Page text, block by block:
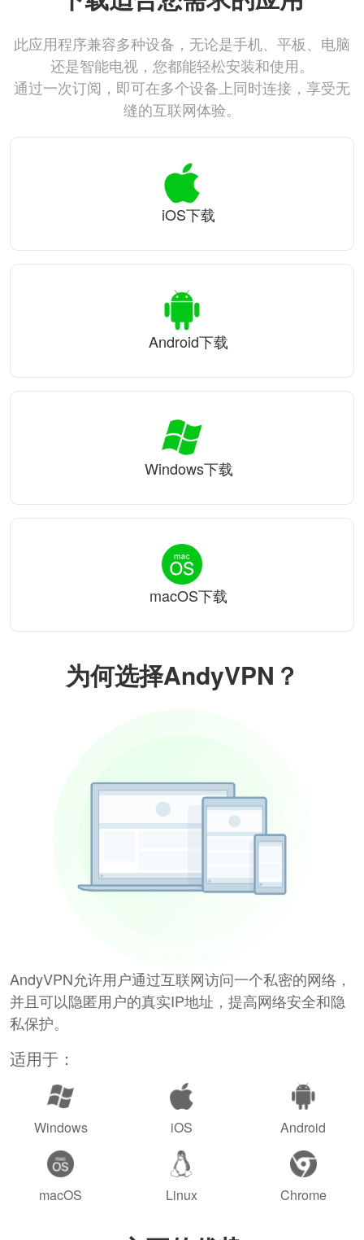
为何选择AndyVPN？
AndyVPN允许用户通过互联网访问一个私密的网络，
并且可以隐匿用户的真实IP地址，提高网络安全和隐
私保护。
适用于：
Windows iOS Android
macOS Linux Chrome
此应用程序兼容多种设备，无论是手机、平板、电脑
还是智能电视，您都能轻松安装和使用。
通过一次订阅，即可在多个设备上同时连接，享受无
缝的互联网体验。
iOS下载
Android下载
Windows下载
macOS下载